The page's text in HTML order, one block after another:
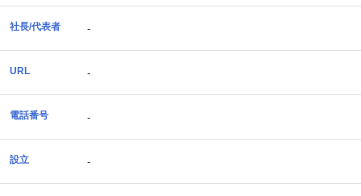
社長/代表者 -
URL -
電話番号 -
設立 -